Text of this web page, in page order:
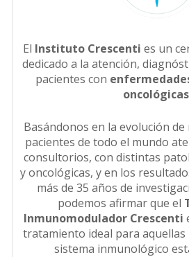
El Instituto Crescenti es un
dedicado a la atención,
pacientes con
Basándonos en la evolución
pacientes de todo el mundo
consultorios, con distintas
y oncológicas, y en los
más de 35 años de
podemos afirmar que el
Inmunomodulador Crescenti
tratamiento ideal para
sistema inmunológico